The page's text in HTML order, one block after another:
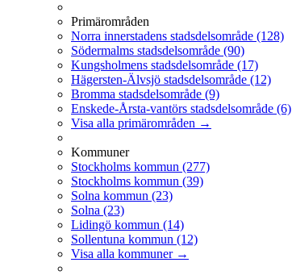
Primärområden
Norra innerstadens stadsdelsområde (128)
Södermalms stadsdelsområde (90)
Kungsholmens stadsdelsområde (17)
Hägersten-Älvsjö stadsdelsområde (12)
Bromma stadsdelsområde (9)
Enskede-Årsta-vantörs stadsdelsområde (6)
Visa alla primärområden →
Kommuner
Stockholms kommun (277)
Stockholms kommun (39)
Solna kommun (23)
Solna (23)
Lidingö kommun (14)
Sollentuna kommun (12)
Visa alla kommuner →